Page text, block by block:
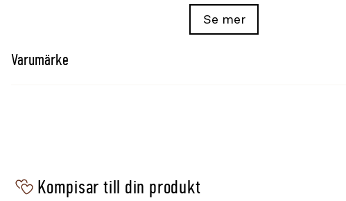
Ger mjukare känsla vid gjordläget
Se mer
Varumärke
Kompisar till din produkt